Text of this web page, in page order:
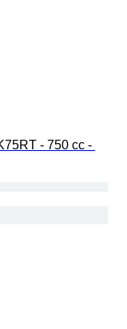
- 750 cc -